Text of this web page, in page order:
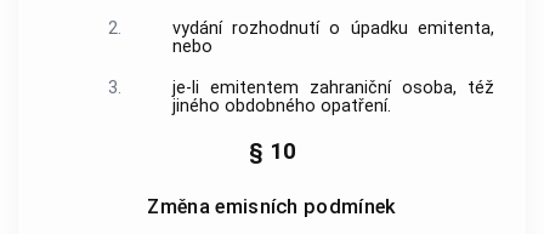
2.
vydání rozhodnutí o úpadku emitenta,
nebo
3.
je-li emitentem zahraniční osoba, též
jiného obdobného opatření.
§ 10
Změna emisních podmínek